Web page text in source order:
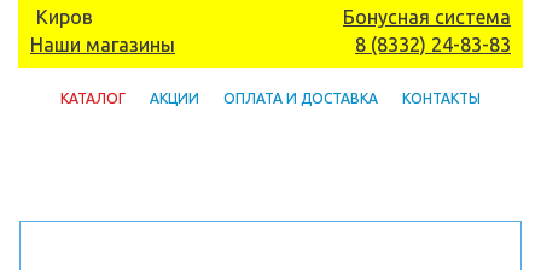
Киров
Наши магазины
Бонусная система
8 (8332) 24-83-83
КАТАЛОГ АКЦИИ ОПЛАТА И ДОСТАВКА КОНТАКТЫ